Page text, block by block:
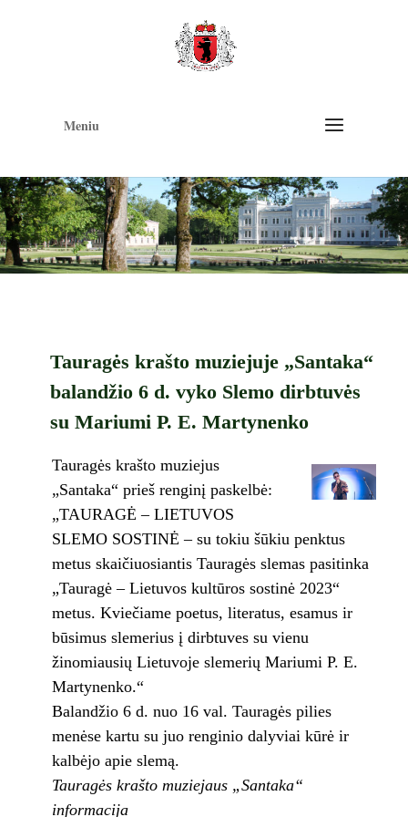
Meniu
Tauragės krašto muziejuje „Santaka“
balandžio 6 d. vyko Slemo dirbtuvės
su Mariumi P. E. Martynenko
Tauragės krašto muziejus
„Santaka“ prieš renginį paskelbė:
„TAURAGĖ – LIETUVOS
SLEMO SOSTINĖ – su tokiu šūkiu penktus
metus skaičiuosiantis Tauragės slemas pasitinka
„Tauragė – Lietuvos kultūros sostinė 2023“
metus. Kviečiame poetus, literatus, esamus ir
būsimus slemerius į dirbtuves su vienu
žinomiausių Lietuvoje slemerių Mariumi P. E.
Martynenko.“
Balandžio 6 d. nuo 16 val. Tauragės pilies
menėse kartu su juo renginio dalyviai kūrė ir
kalbėjo apie slemą.
Tauragės krašto muziejaus „Santaka“
informacija